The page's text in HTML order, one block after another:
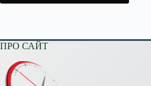
ПРО САЙТ